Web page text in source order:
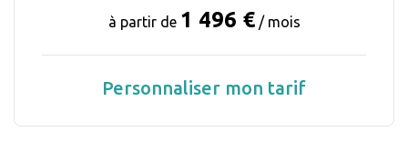
à partir de 1 496 € / mois
Personnaliser mon tarif